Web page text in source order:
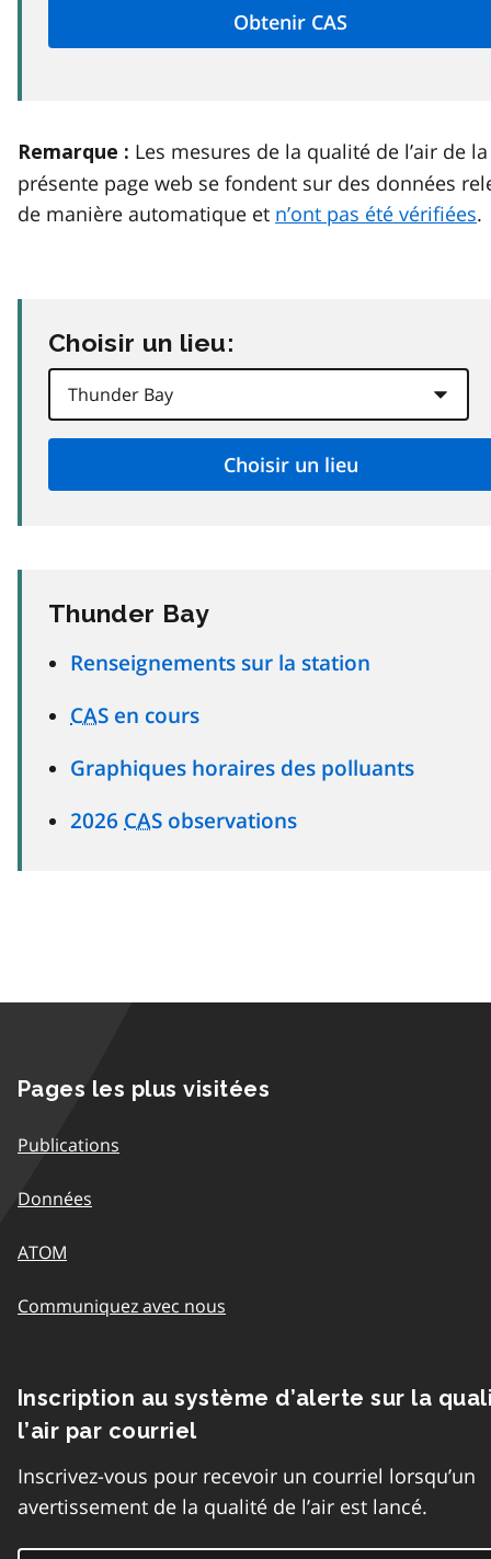
Remarque : Les mesures de la qualité de l’air de la
présente page web se fondent sur des données
de manière automatique et n’ont pas été vérifiées.
Choisir un lieu:
Thunder Bay
Renseignements sur la station
CAS en cours
Graphiques horaires des polluants
2026 CAS observations
Pages les plus visitées
Publications
Données
ATOM
Communiquez avec nous
Inscription au système d’alerte sur la
l’air par courriel
Inscrivez-vous pour recevoir un courriel lorsqu’un
avertissement de la qualité de l’air est lancé.